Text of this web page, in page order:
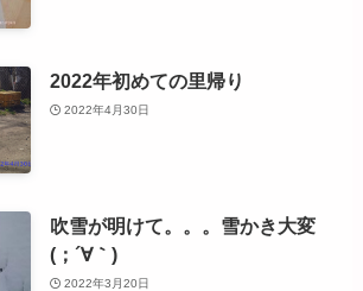
2022年初めての里帰り
2022年4月30日
吹雪が明けて。。。雪かき大変
(；´∀｀)
2022年3月20日